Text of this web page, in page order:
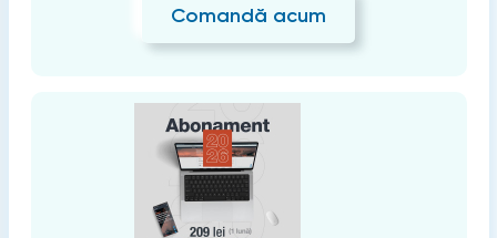
Comandă acum